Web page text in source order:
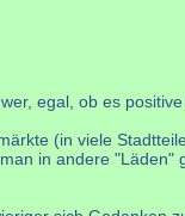
egal, ob es
(in viele
in andere